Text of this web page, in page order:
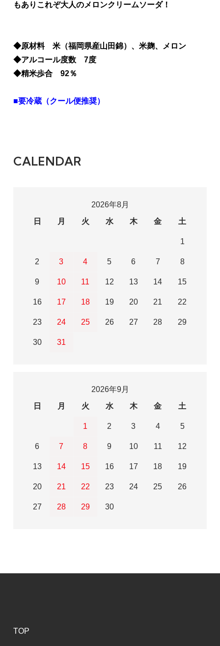
もありこれぞ大人のメロンクリームソーダ！
◆原材料 米（福岡県産山田錦）、米麹、メロン
◆アルコール度数 7度
◆精米歩合 92％
■要冷蔵（クール便推奨）
CALENDAR
2026年8月
日
月 火 水 木 金 土
1
2 3 4 5 6 7 8
9 10 11 12 13 14 15
16 17 18 19 20 21 22
23 24 25 26 27 28 29
30 31
2026年9月
日
月 火 水 木 金 土
1 2 3 4 5
6 7 8 9 10 11 12
13 14 15 16 17 18 19
20 21 22 23 24 25 26
27 28 29 30
TOP